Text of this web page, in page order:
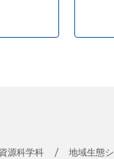
源科学科 地域生態